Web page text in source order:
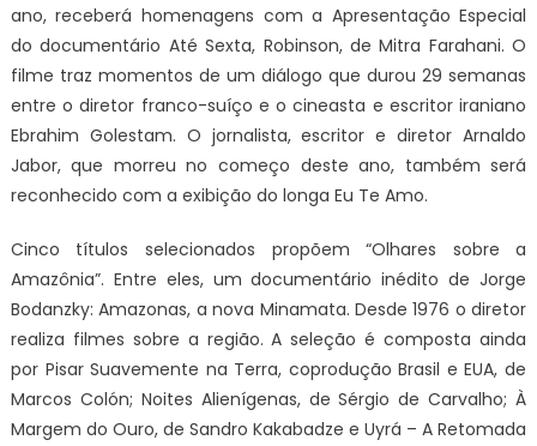
ano, receberá homenagens com a Apresentação Especial
do documentário Até Sexta, Robinson, de Mitra Farahani. O
filme traz momentos de um diálogo que durou 29 semanas
entre o diretor franco-suíço e o cineasta e escritor iraniano
Ebrahim Golestam. O jornalista, escritor e diretor Arnaldo
Jabor, que morreu no começo deste ano, também será
reconhecido com a exibição do longa Eu Te Amo.
Cinco títulos selecionados propõem “Olhares sobre a
Amazônia”. Entre eles, um documentário inédito de Jorge
Bodanzky: Amazonas, a nova Minamata. Desde 1976 o diretor
realiza filmes sobre a região. A seleção é composta ainda
por Pisar Suavemente na Terra, coprodução Brasil e EUA, de
Marcos Colón; Noites Alienígenas, de Sérgio de Carvalho; À
Margem do Ouro, de Sandro Kakabadze e Uyrá – A Retomada